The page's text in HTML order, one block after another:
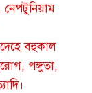
বহুকাল
পঙ্গুতা,